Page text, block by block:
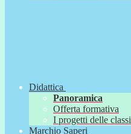
Didattica
Panoramica
Offerta formativa
I progetti delle classi
Marchio Saperi